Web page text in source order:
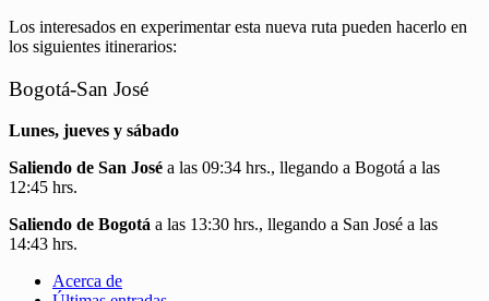
Los interesados en experimentar esta nueva ruta pueden hacerlo en
los siguientes itinerarios:
Bogotá-San José
Lunes, jueves y sábado
Saliendo de San José a las 09:34 hrs., llegando a Bogotá a las
12:45 hrs.
Saliendo de Bogotá a las 13:30 hrs., llegando a San José a las
14:43 hrs.
Acerca de